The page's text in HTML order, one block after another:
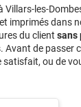
Villars-les-
imprimés dans
du client sans
Avant de passer
satisfait, ou de